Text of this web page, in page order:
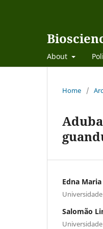
About
Home /
Edna
Salomão